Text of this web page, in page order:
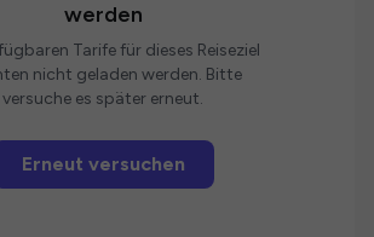
werden
Tarife für dieses Reiseziel
nicht geladen werden. Bitte
versuche es später erneut.
Erneut versuchen